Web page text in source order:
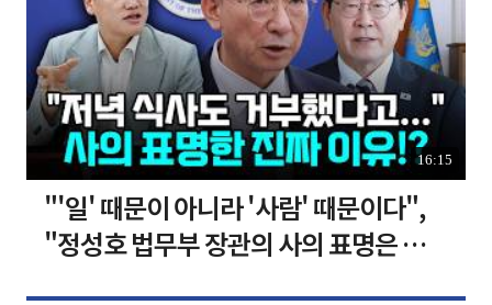
16:15
"'일' 때문이 아니라 '사람' 때문이다",
"정성호 법무부 장관의 사의 표명은 이재